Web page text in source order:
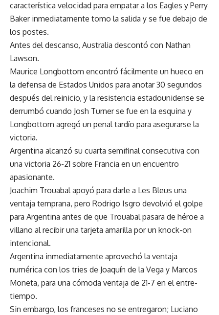
característica velocidad para empatar a los Eagles y Perry
Baker inmediatamente tomo la salida y se fue debajo de
los postes.
Antes del descanso, Australia descontó con Nathan
Lawson.
Maurice Longbottom encontró fácilmente un hueco en
la defensa de Estados Unidos para anotar 30 segundos
después del reinicio, y la resistencia estadounidense se
derrumbó cuando Josh Turner se fue en la esquina y
Longbottom agregó un penal tardío para asegurarse la
victoria.
Argentina alcanzó su cuarta semifinal consecutiva con
una victoria 26-21 sobre Francia en un encuentro
apasionante.
Joachim Trouabal apoyó para darle a Les Bleus una
ventaja temprana, pero Rodrigo Isgro devolvió el golpe
para Argentina antes de que Trouabal pasara de héroe a
villano al recibir una tarjeta amarilla por un knock-on
intencional.
Argentina inmediatamente aprovechó la ventaja
numérica con los tries de Joaquín de la Vega y Marcos
Moneta, para una cómoda ventaja de 21-7 en el entre-
tiempo.
Sin embargo, los franceses no se entregaron; Luciano